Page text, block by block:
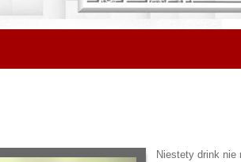
Niestety drink nie